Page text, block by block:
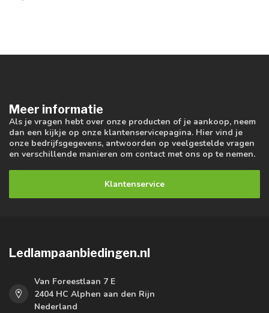
Meer informatie
Als je vragen hebt over onze producten of je aankoop, neem
dan een kijkje op onze klantenservicepagina. Hier vind je
onze bedrijfsgegevens, antwoorden op veelgestelde vragen
en verschillende manieren om contact met ons op te nemen.
Klantenservice
Ledlampaanbiedingen.nl
Van Foreestlaan 7 E
2404 HC Alphen aan den Rijn
Nederland